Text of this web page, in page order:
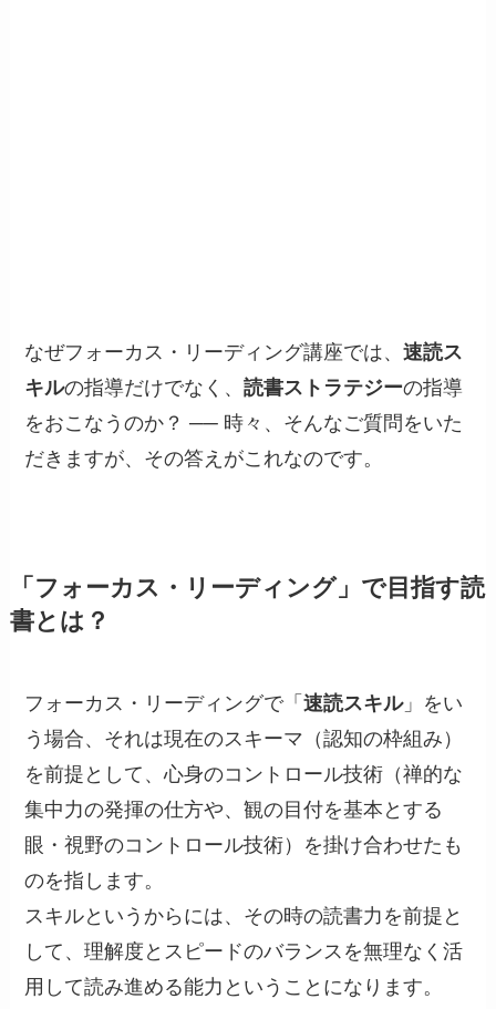
なぜフォーカス・リーディング講座では、速読ス
キルの指導だけでなく、読書ストラテジーの指導
をおこなうのか？ ── 時々、そんなご質問をいた
だきますが、その答えがこれなのです。
「フォーカス・リーディング」で目指す読
書とは？
フォーカス・リーディングで「速読スキル」をい
う場合、それは現在のスキーマ（認知の枠組み）
を前提として、心身のコントロール技術（禅的な
集中力の発揮の仕方や、観の目付を基本とする
眼・視野のコントロール技術）を掛け合わせたも
のを指します。
スキルというからには、その時の読書力を前提と
して、理解度とスピードのバランスを無理なく活
用して読み進める能力ということになります。